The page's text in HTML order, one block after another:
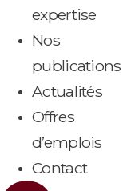
expertise
Nos
publications
Actualités
Offres
d’emplois
Contact